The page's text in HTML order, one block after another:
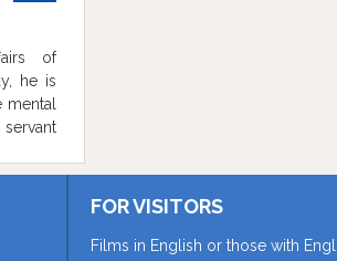
of
he is
FOR VISITORS
Films in English or those with